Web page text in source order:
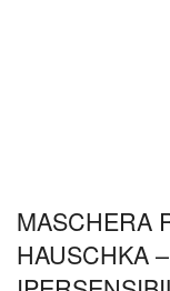
MASCHERA
HAUSCHKA